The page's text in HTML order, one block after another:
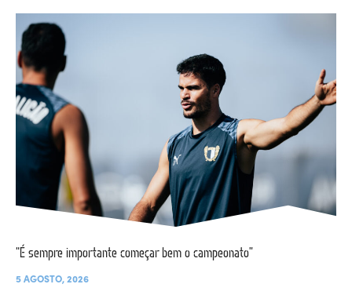
“É sempre importante começar bem o campeonato”
5 AGOSTO, 2026